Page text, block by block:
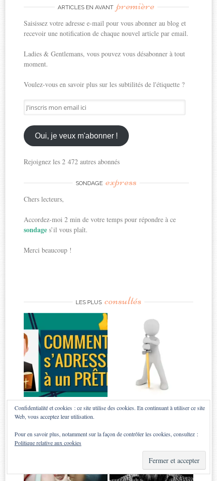
ARTICLES EN AVANT première
Saisissez votre adresse e-mail pour vous abonner au blog et
recevoir une notification de chaque nouvel article par email.
Ladies & Gentlemans, vous pouvez vous désabonner à tout
moment.
Voulez-vous en savoir plus sur les subtilités de l'étiquette ?
J'inscris
mon
email
ici
Oui, je veux m'abonner !
Rejoignez les 2 472 autres abonnés
SONDAGE express
Chers lecteurs,
Accordez-moi 2 min de votre temps pour répondre à ce
sondages’il vous plaît.
Merci beaucoup !
LES PLUS consultés
Confidentialité et cookies : ce site utilise des cookies. En continuant à utiliser ce site
Web, vous acceptez leur utilisation.
Pour en savoir plus, notamment sur la façon de contrôler les cookies, consultez :
Politique relative aux cookies